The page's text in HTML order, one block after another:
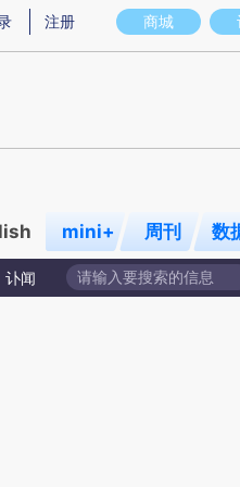
图存在偏差。不代表财新观点和立场
商城
注册
mini+ 周刊 数
讣闻